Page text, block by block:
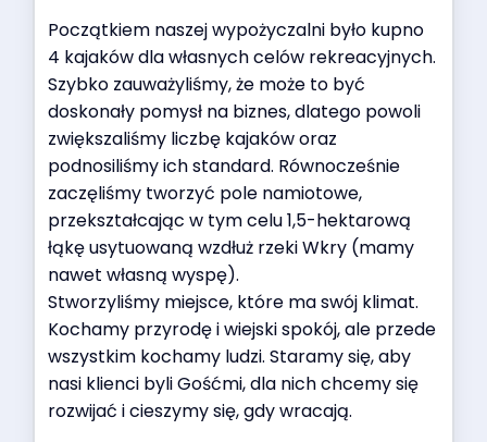
Początkiem naszej wypożyczalni było kupno
4 kajaków dla własnych celów rekreacyjnych.
Szybko zauważyliśmy, że może to być
doskonały pomysł na biznes, dlatego powoli
zwiększaliśmy liczbę kajaków oraz
podnosiliśmy ich standard. Równocześnie
zaczęliśmy tworzyć pole namiotowe,
przekształcając w tym celu 1,5-hektarową
łąkę usytuowaną wzdłuż rzeki Wkry (mamy
nawet własną wyspę).
Stworzyliśmy miejsce, które ma swój klimat.
Kochamy przyrodę i wiejski spokój, ale przede
wszystkim kochamy ludzi. Staramy się, aby
nasi klienci byli Gośćmi, dla nich chcemy się
rozwijać i cieszymy się, gdy wracają.